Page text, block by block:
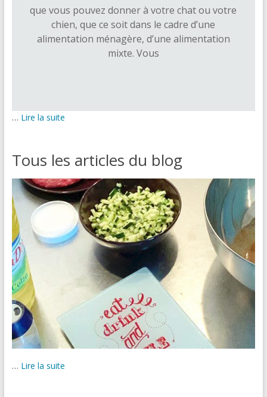
que vous pouvez donner à votre chat ou votre
chien, que ce soit dans le cadre d’une
alimentation ménagère, d’une alimentation
mixte. Vous
… Lire la suite
Tous les articles du blog
… Lire la suite